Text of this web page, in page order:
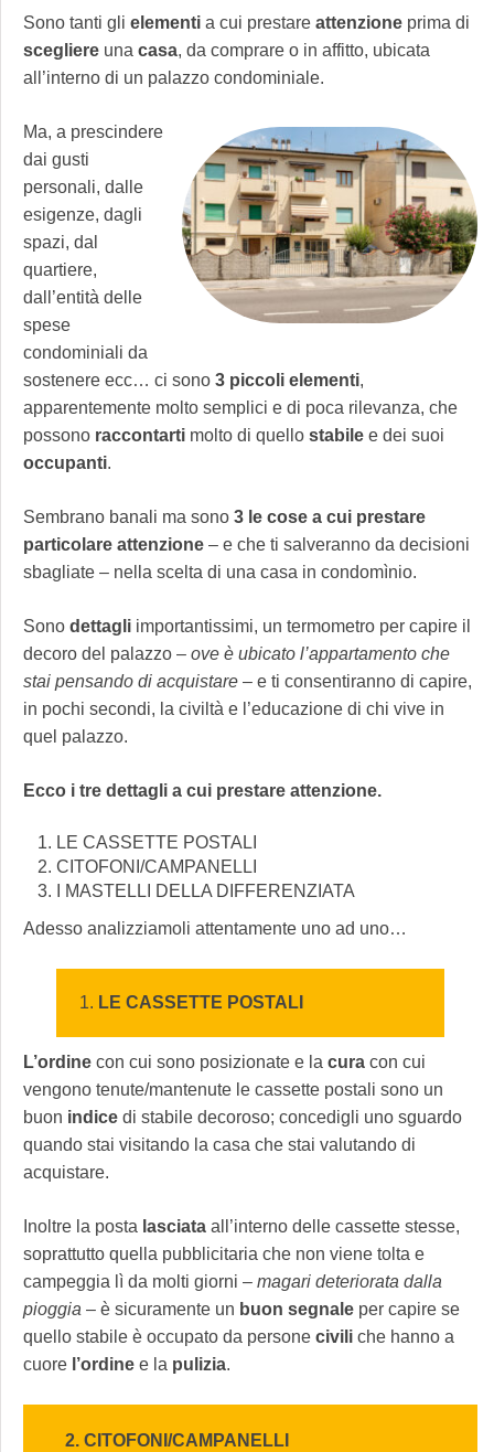
Sono tanti gli elementi a cui prestare attenzione prima di
scegliere una casa, da comprare o in affitto, ubicata
all’interno di un palazzo condominiale.
Ma, a prescindere
dai gusti
personali, dalle
esigenze, dagli
spazi, dal
quartiere,
dall’entità delle
spese
condominiali da
sostenere ecc… ci sono 3 piccoli elementi,
apparentemente molto semplici e di poca rilevanza, che
possono raccontarti molto di quello stabile e dei suoi
occupanti.
Sembrano banali ma sono 3 le cose a cui prestare
particolare attenzione – e che ti salveranno da decisioni
sbagliate – nella scelta di una casa in condomìnio.
Sono dettagli importantissimi, un termometro per capire il
decoro del palazzo – ove è ubicato l’appartamento che
stai pensando di acquistare – e ti consentiranno di capire,
in pochi secondi, la civiltà e l’educazione di chi vive in
quel palazzo.
Ecco i tre dettagli a cui prestare attenzione.
LE CASSETTE POSTALI
CITOFONI/CAMPANELLI
I MASTELLI DELLA DIFFERENZIATA
Adesso analizziamoli attentamente uno ad uno…
LE CASSETTE POSTALI
L’ordine con cui sono posizionate e la cura con cui
vengono tenute/mantenute le cassette postali sono un
buon indice di stabile decoroso; concedigli uno sguardo
quando stai visitando la casa che stai valutando di
acquistare.
Inoltre la posta lasciata all’interno delle cassette stesse,
soprattutto quella pubblicitaria che non viene tolta e
campeggia lì da molti giorni – magari deteriorata dalla
pioggia – è sicuramente un buon segnale per capire se
quello stabile è occupato da persone civili che hanno a
cuore l’ordine e la pulizia.
2. CITOFONI/CAMPANELLI